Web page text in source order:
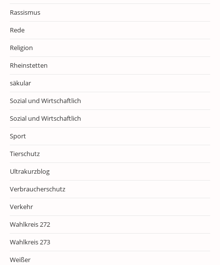
Rassismus
Rede
Religion
Rheinstetten
säkular
Sozial und Wirtschaftlich
Sozial und Wirtschaftlich
Sport
Tierschutz
Ultrakurzblog
Verbraucherschutz
Verkehr
Wahlkreis 272
Wahlkreis 273
Weißer